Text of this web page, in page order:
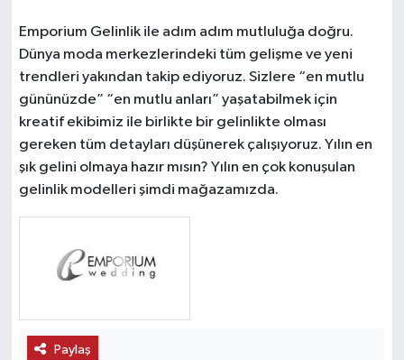
Emporium Gelinlik ile adım adım mutluluğa doğru.
Dünya moda merkezlerindeki tüm gelişme ve yeni
trendleri yakından takip ediyoruz. Sizlere “en mutlu
gününüzde” “en mutlu anları” yaşatabilmek için
kreatif ekibimiz ile birlikte bir gelinlikte olması
gereken tüm detayları düşünerek çalışıyoruz. Yılın en
şık gelini olmaya hazır mısın? Yılın en çok konuşulan
gelinlik modelleri şimdi mağazamızda.
Paylaş